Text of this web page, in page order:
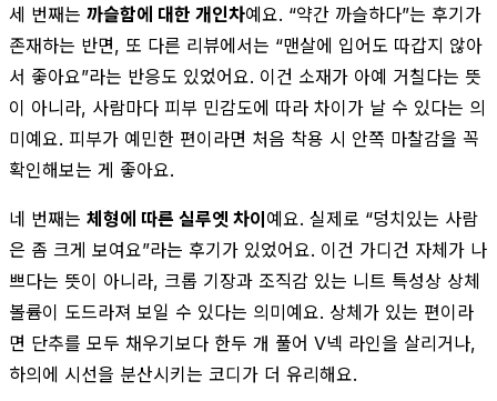
세 번째는 까슬함에 대한 개인차예요. “약간 까슬하다”는 후기가
존재하는 반면, 또 다른 리뷰에서는 “맨살에 입어도 따갑지 않아
서 좋아요”라는 반응도 있었어요. 이건 소재가 아예 거칠다는 뜻
이 아니라, 사람마다 피부 민감도에 따라 차이가 날 수 있다는 의
미예요. 피부가 예민한 편이라면 처음 착용 시 안쪽 마찰감을 꼭
확인해보는 게 좋아요.
네 번째는 체형에 따른 실루엣 차이예요. 실제로 “덩치있는 사람
은 좀 크게 보여요”라는 후기가 있었어요. 이건 가디건 자체가 나
쁘다는 뜻이 아니라, 크롭 기장과 조직감 있는 니트 특성상 상체
볼륨이 도드라져 보일 수 있다는 의미예요. 상체가 있는 편이라
면 단추를 모두 채우기보다 한두 개 풀어 V넥 라인을 살리거나,
하의에 시선을 분산시키는 코디가 더 유리해요.